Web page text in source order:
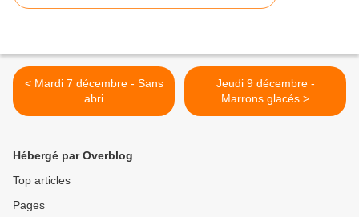
< Mardi 7 décembre - Sans
abri
Jeudi 9 décembre -
Marrons glacés >
Hébergé par Overblog
Top articles
Pages